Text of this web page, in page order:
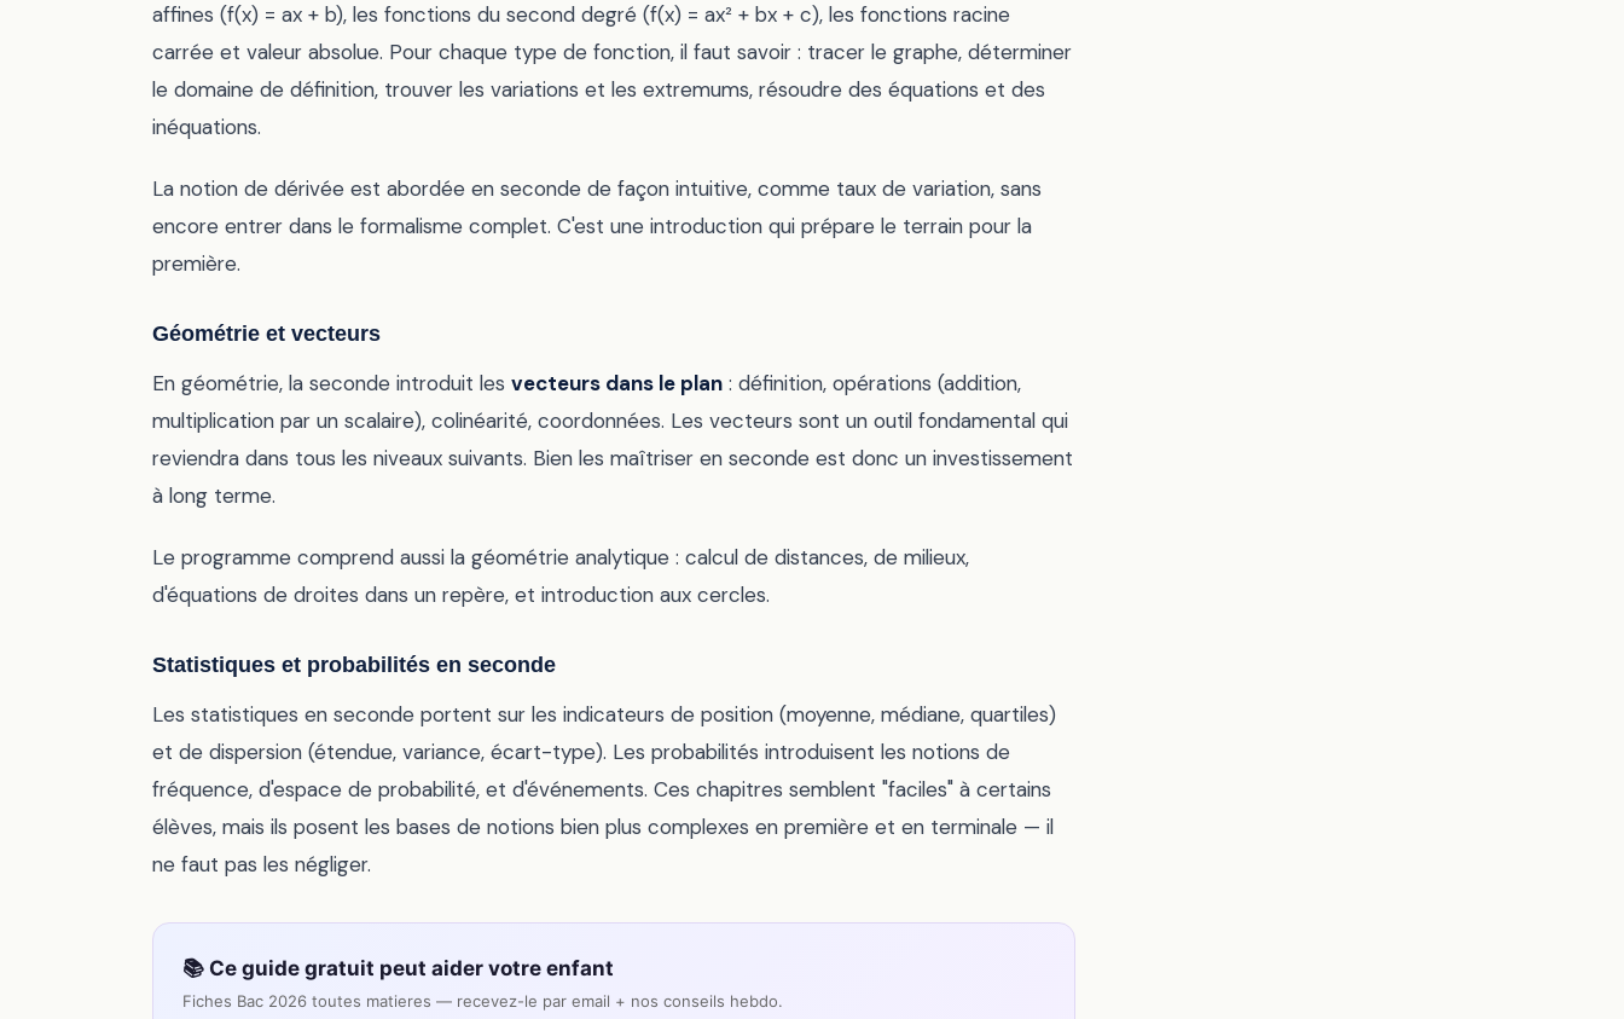
affines (f(x) = ax + b), les fonctions du second degré (f(x) = ax² + bx + c), les fonctions racine
carrée et valeur absolue. Pour chaque type de fonction, il faut savoir : tracer le graphe, déterminer
le domaine de définition, trouver les variations et les extremums, résoudre des équations et des
inéquations.
La notion de dérivée est abordée en seconde de façon intuitive, comme taux de variation, sans
encore entrer dans le formalisme complet. C'est une introduction qui prépare le terrain pour la
première.
Géométrie et vecteurs
En géométrie, la seconde introduit les vecteurs dans le plan : définition, opérations (addition,
multiplication par un scalaire), colinéarité, coordonnées. Les vecteurs sont un outil fondamental qui
reviendra dans tous les niveaux suivants. Bien les maîtriser en seconde est donc un investissement
à long terme.
Le programme comprend aussi la géométrie analytique : calcul de distances, de milieux,
d'équations de droites dans un repère, et introduction aux cercles.
Statistiques et probabilités en seconde
Les statistiques en seconde portent sur les indicateurs de position (moyenne, médiane, quartiles)
et de dispersion (étendue, variance, écart-type). Les probabilités introduisent les notions de
fréquence, d'espace de probabilité, et d'événements. Ces chapitres semblent "faciles" à certains
élèves, mais ils posent les bases de notions bien plus complexes en première et en terminale — il
ne faut pas les négliger.
📚 Ce guide gratuit peut aider votre enfant
Fiches Bac 2026 toutes matieres — recevez-le par email + nos conseils hebdo.